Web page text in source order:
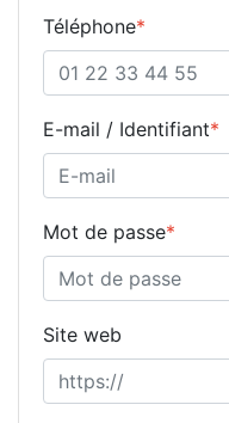
Téléphone*
E-mail / Identifiant*
Mot de passe*
Site web